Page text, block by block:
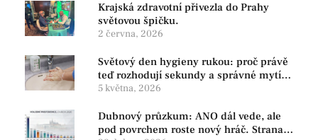
Krajská zdravotní přivezla do Prahy
světovou špičku.
2 června, 2026
Světový den hygieny rukou: proč právě
teď rozhodují sekundy a správné mytí
rukou
5 května, 2026
Dubnový průzkum: ANO dál vede, ale
pod povrchem roste nový hráč. Strana